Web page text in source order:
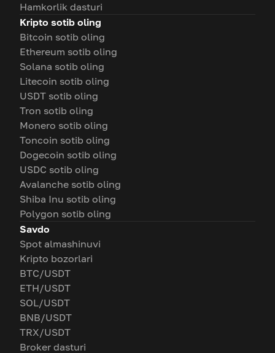
Hamkorlik dasturi
Kripto sotib oling
Bitcoin sotib oling
Ethereum sotib oling
Solana sotib oling
Litecoin sotib oling
USDT sotib oling
Tron sotib oling
Monero sotib oling
Toncoin sotib oling
Dogecoin sotib oling
USDC sotib oling
Avalanche sotib oling
Shiba Inu sotib oling
Polygon sotib oling
Savdo
Spot almashinuvi
Kripto bozorlari
BTC/USDT
ETH/USDT
SOL/USDT
BNB/USDT
TRX/USDT
Broker dasturi